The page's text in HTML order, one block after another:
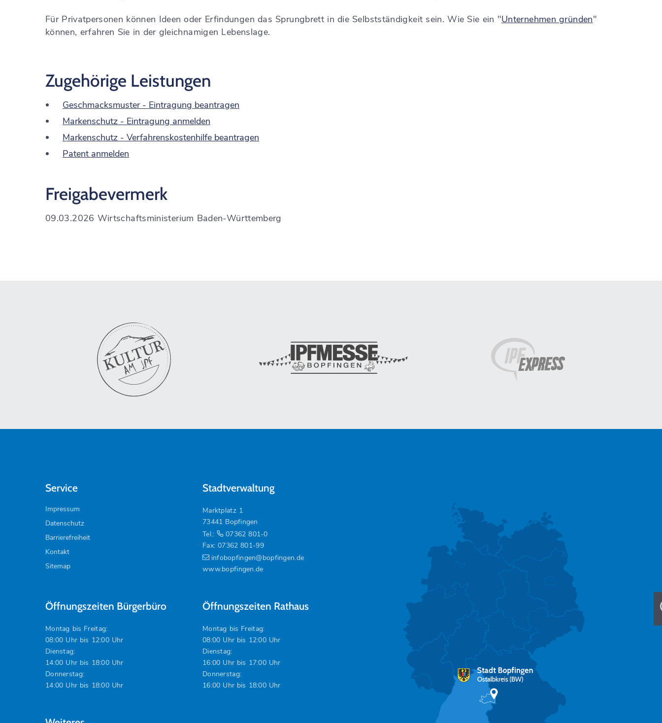
Für Privatpersonen können Ideen oder Erfindungen das Sprungbrett in die Selbstständigkeit sein. Wie Sie ein "Unternehmen gründen"
können, erfahren Sie in der gleichnamigen Lebenslage.
Zugehörige Leistungen
Geschmacksmuster - Eintragung beantragen
Markenschutz - Eintragung anmelden
Markenschutz - Verfahrenskostenhilfe beantragen
Patent anmelden
Freigabevermerk
09.03.2026 Wirtschaftsministerium Baden-Württemberg
Service
Impressum
Datenschutz
Barrierefreiheit
Kontakt
Sitemap
Stadtverwaltung
Marktplatz 1
73441 Bopfingen
Tel.:
07362 801-0
Fax: 07362 801-99
infobopfingen@bopfingen.de
www.bopfingen.de
Öffnungszeiten Bürgerbüro
Montag bis Freitag:
08:00 Uhr bis 12:00 Uhr
Dienstag:
14:00 Uhr bis 18:00 Uhr
Donnerstag:
14:00 Uhr bis 18:00 Uhr
Öffnungszeiten Rathaus
Montag bis Freitag:
08:00 Uhr bis 12:00 Uhr
Dienstag:
16:00 Uhr bis 17:00 Uhr
Donnerstag:
16:00 Uhr bis 18:00 Uhr